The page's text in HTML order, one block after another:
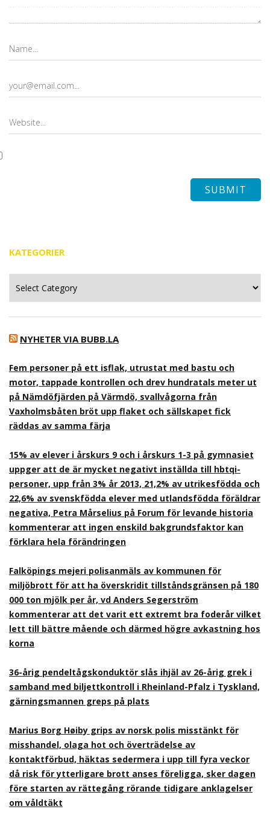
KATEGORIER
NYHETER VIA BUBB.LA
Fem personer på ett isflak, utrustat med bastu och
motor, tappade kontrollen och drev hundratals meter ut
på Nämdöfjärden på Värmdö, svallvågorna från
Vaxholmsbåten bröt upp flaket och sällskapet fick
räddas av samma färja
15% av elever i årskurs 9 och i årskurs 1-3 på gymnasiet
uppger att de är mycket negativt inställda till hbtqi-
personer, upp från 3% år 2013, 21,2% av utrikesfödda och
22,6% av svenskfödda elever med utlandsfödda föräldrar
negativa, Petra Mårselius på Forum för levande historia
kommenterar att ingen enskild bakgrundsfaktor kan
förklara hela förändringen
Falköpings mejeri polisanmäls av kommunen för
miljöbrott för att ha överskridit tillståndsgränsen på 180
000 ton mjölk per år, vd Anders Segerström
kommenterar att det varit ett extremt bra foderår vilket
lett till bättre mående och därmed högre avkastning hos
korna
36-årig pendeltågskonduktör slås ihjäl av 26-årig grek i
samband med biljettkontroll i Rheinland-Pfalz i Tyskland,
gärningsmannen greps på plats
Marius Borg Høiby grips av norsk polis misstänkt för
misshandel, olaga hot och överträdelse av
kontaktförbud, häktas sedermera i upp till fyra veckor
då risk för ytterligare brott anses föreligga, sker dagen
före starten av rättegång rörande tidigare anklagelser
om våldtäkt